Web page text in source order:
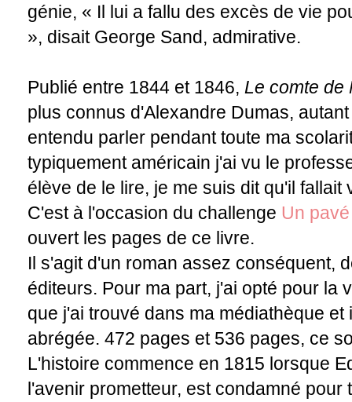
génie, « Il lui a fallu des excès de vie
», disait George Sand, admirative.
Publié entre 1844 et 1846, Le comte de
plus connus d'Alexandre Dumas,
entendu parler pendant toute ma
typiquement américain j'ai vu le
élève de le lire, je me suis dit qu'il
C'est à l'occasion du challenge Un
ouvert les pages de ce livre.
Il s'agit d'un roman assez conséquent,
éditeurs. Pour ma part, j'ai opté pour la
que j'ai trouvé dans ma médiathèque
abrégée. 472 pages et 536 pages, ce
L'histoire commence en 1815 lorsque
l'avenir prometteur, est condamné